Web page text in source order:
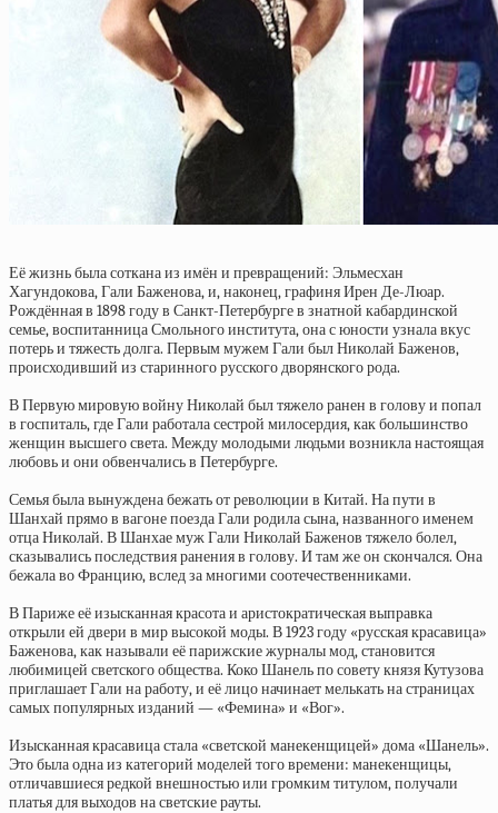
Её жизнь была соткана из имён и превращений: Эльмесхан
Хагундокова, Гали Баженова, и, наконец, графиня Ирен Де-Люар.
Рождённая в 1898 году в Санкт-Петербурге в знатной кабардинской
семье, воспитанница Смольного института, она с юности узнала вкус
потерь и тяжесть долга. Первым мужем Гали был Николай Баженов,
происходивший из старинного русского дворянского рода.
В Первую мировую войну Николай был тяжело ранен в голову и попал
в госпиталь, где Гали работала сестрой милосердия, как большинство
женщин высшего света. Между молодыми людьми возникла настоящая
любовь и они обвенчались в Петербурге.
Семья была вынуждена бежать от революции в Китай. На пути в
Шанхай прямо в вагоне поезда Гали родила сына, названного именем
отца Николай. В Шанхае муж Гали Николай Баженов тяжело болел,
сказывались последствия ранения в голову. И там же он скончался. Она
бежала во Францию, вслед за многими соотечественниками.
В Париже её изысканная красота и аристократическая выправка
открыли ей двери в мир высокой моды. В 1923 году «русская красавица»
Баженова, как называли её парижские журналы мод, становится
любимицей светского общества. Коко Шанель по совету князя Кутузова
приглашает Гали на работу, и её лицо начинает мелькать на страницах
самых популярных изданий — «Фемина» и «Вог».
Изысканная красавица стала «светской манекенщицей» дома «Шанель».
Это была одна из категорий моделей того времени: манекенщицы,
отличавшиеся редкой внешностью или громким титулом, получали
платья для выходов на светские рауты.